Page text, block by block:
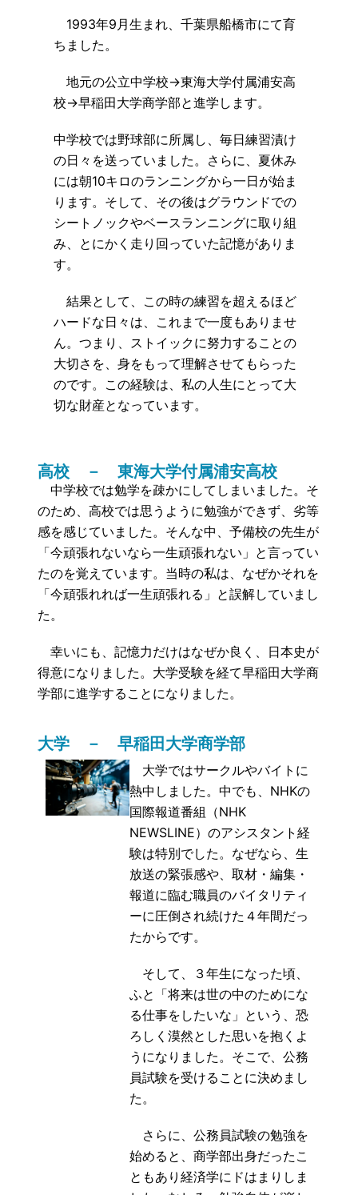
1993年9月生まれ、千葉県船橋市にて育
ちました。
地元の公立中学校→東海大学付属浦安高
校→早稲田大学商学部と進学します。
中学校では野球部に所属し、毎日練習漬け
の日々を送っていました。さらに、夏休み
には朝10キロのランニングから一日が始ま
ります。そして、その後はグラウンドでの
シートノックやベースランニングに取り組
み、とにかく走り回っていた記憶がありま
す。
結果として、この時の練習を超えるほど
ハードな日々は、これまで一度もありませ
ん。つまり、ストイックに努力することの
大切さを、身をもって理解させてもらった
のです。この経験は、私の人生にとって大
切な財産となっています。
高校 － 東海大学付属浦安高校
中学校では勉学を疎かにしてしまいました。そ
のため、高校では思うように勉強ができず、劣等
感を感じていました。そんな中、予備校の先生が
「今頑張れないなら一生頑張れない」と言ってい
たのを覚えています。当時の私は、なぜかそれを
「今頑張れれば一生頑張れる」と誤解していまし
た。
幸いにも、記憶力だけはなぜか良く、日本史が
得意になりました。大学受験を経て早稲田大学商
学部に進学することになりました。
大学 － 早稲田大学商学部
大学ではサークルやバイトに
熱中しました。中でも、NHKの
国際報道番組（NHK
NEWSLINE）のアシスタント経
験は特別でした。なぜなら、生
放送の緊張感や、取材・編集・
報道に臨む職員のバイタリティ
ーに圧倒され続けた４年間だっ
たからです。
そして、３年生になった頃、
ふと「将来は世の中のためにな
る仕事をしたいな」という、恐
ろしく漠然とした思いを抱くよ
うになりました。そこで、公務
員試験を受けることに決めまし
た。
さらに、公務員試験の勉強を
始めると、商学部出身だったこ
ともあり経済学にドはまりしま